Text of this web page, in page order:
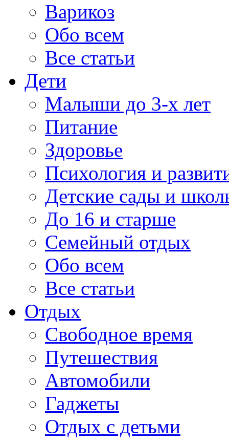
Варикоз
Обо всем
Все статьи
Дети
Малыши до 3-х лет
Питание
Здоровье
Психология и
Детские сады и
До 16 и старше
Семейный отдых
Обо всем
Все статьи
Отдых
Свободное время
Путешествия
Автомобили
Гаджеты
Отдых с детьми